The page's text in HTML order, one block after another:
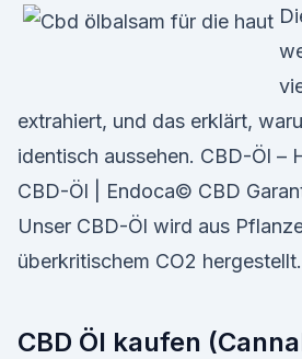
extrahiert, und das erklärt,
identisch aussehen. CBD-Öl –
CBD-Öl | Endoca© CBD
Unser CBD-Öl wird aus
überkritischem CO2 hergestellt.
CBD Öl kaufen